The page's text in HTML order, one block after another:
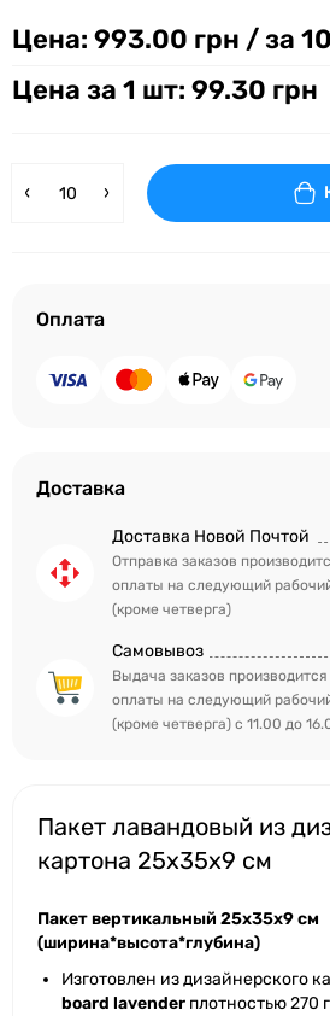
Цена: 993.00 грн / за
Цена за 1 шт: 99.30 грн
Оплата
Доставка
Доставка Новой Почтой
Отправка заказов
оплаты на следующий
(кроме четверга)
Самовывоз
Выдача заказов
оплаты на следующий
(кроме четверга) с 11.00 до
Пакет лавандовый из
картона 25х35х9 см
Пакет вертикальный 25х35х9 см
(ширина*высота*глубина)
Изготовлен из дизайнерского
board lavender плотностью 270